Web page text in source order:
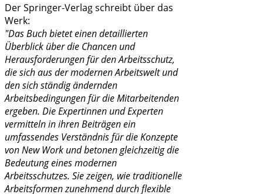
Der Springer-Verlag schreibt über das
Werk:
"Das Buch bietet einen detaillierten
Überblick über die Chancen und
Herausforderungen für den Arbeitsschutz,
die sich aus der modernen Arbeitswelt und
den sich ständig ändernden
Arbeitsbedingungen für die Mitarbeitenden
ergeben. Die Expertinnen und Experten
vermitteln in ihren Beiträgen ein
umfassendes Verständnis für die Konzepte
von New Work und betonen gleichzeitig die
Bedeutung eines modernen
Arbeitsschutzes. Sie zeigen, wie traditionelle
Arbeitsformen zunehmend durch flexible